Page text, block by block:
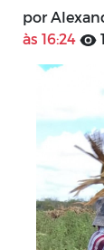
por
às 16:24